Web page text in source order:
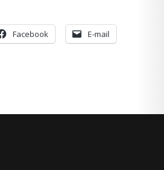
Facebook E-mail